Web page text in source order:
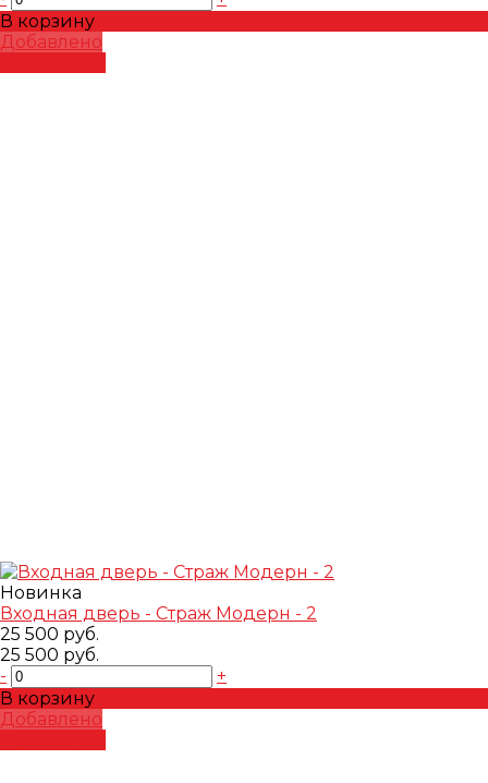
В корзину
Добавлено
Новинка
Входная дверь - Страж Модерн - 2
25 500 руб.
25 500 руб.
-
+
В корзину
Добавлено